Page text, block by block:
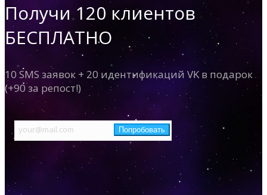
Получи 120 клиентов
БЕСПЛАТНО
10 SMS заявок + 20 идентификаций VK в подарок
(+90 за репост!)